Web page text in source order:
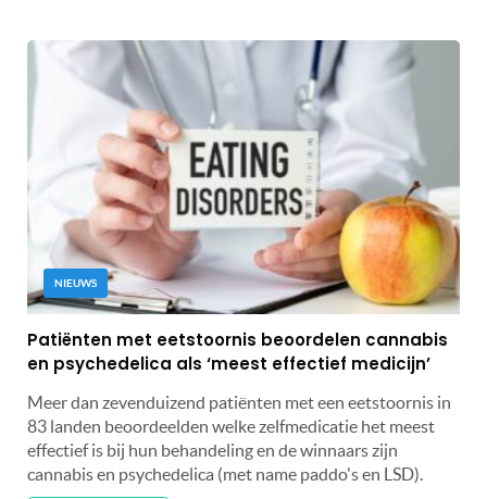
NIEUWS
Patiënten met eetstoornis beoordelen cannabis
en psychedelica als ‘meest effectief medicijn’
Meer dan zevenduizend patiënten met een eetstoornis in
83 landen beoordeelden welke zelfmedicatie het meest
effectief is bij hun behandeling en de winnaars zijn
cannabis en psychedelica (met name paddo's en LSD).